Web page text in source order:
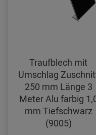
Traufblech mit
Umschlag
250 mm Länge 3
Meter Alu farbig
mm Tiefschwarz
(9005)